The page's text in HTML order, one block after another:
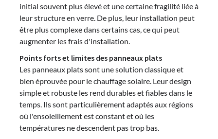
initial souvent plus élevé et une certaine fragilité liée à
leur structure en verre. De plus, leur installation peut
être plus complexe dans certains cas, ce qui peut
augmenter les frais d'installation.
Points forts et limites des panneaux plats
Les panneaux plats sont une solution classique et
bien éprouvée pour le chauffage solaire. Leur design
simple et robuste les rend durables et fiables dans le
temps. Ils sont particulièrement adaptés aux régions
où l'ensoleillement est constant et où les
températures ne descendent pas trop bas.